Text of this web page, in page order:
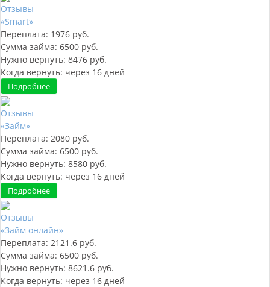
Отзывы
«Smart»
Переплата: 1976 руб.
Сумма займа: 6500 руб.
Нужно вернуть: 8476 руб.
Когда вернуть: через 16 дней
Подробнее
Отзывы
«Займ»
Переплата: 2080 руб.
Сумма займа: 6500 руб.
Нужно вернуть: 8580 руб.
Когда вернуть: через 16 дней
Подробнее
Отзывы
«Займ онлайн»
Переплата: 2121.6 руб.
Сумма займа: 6500 руб.
Нужно вернуть: 8621.6 руб.
Когда вернуть: через 16 дней